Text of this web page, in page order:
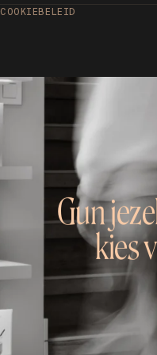
COOKIEBELEID
Gun
kies